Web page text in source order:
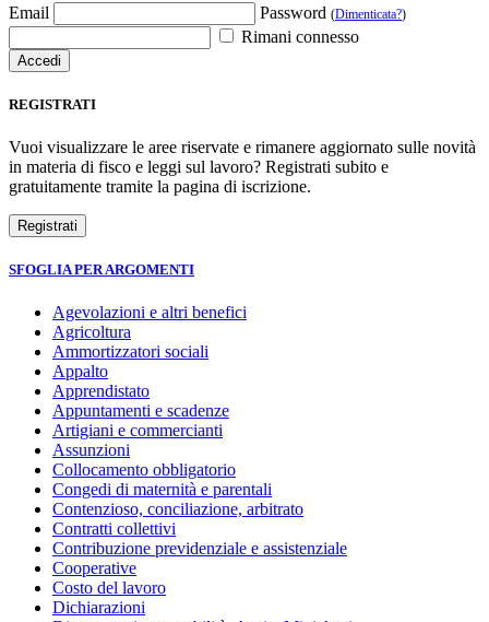
Email Password (Dimenticata?)
Rimani connesso
REGISTRATI
Vuoi visualizzare le aree riservate e rimanere aggiornato sulle novità
in materia di fisco e leggi sul lavoro? Registrati subito e
gratuitamente tramite la pagina di iscrizione.
SFOGLIA PER ARGOMENTI
Agevolazioni e altri benefici
Agricoltura
Ammortizzatori sociali
Appalto
Apprendistato
Appuntamenti e scadenze
Artigiani e commercianti
Assunzioni
Collocamento obbligatorio
Congedi di maternità e parentali
Contenzioso, conciliazione, arbitrato
Contratti collettivi
Contribuzione previdenziale e assistenziale
Cooperative
Costo del lavoro
Dichiarazioni